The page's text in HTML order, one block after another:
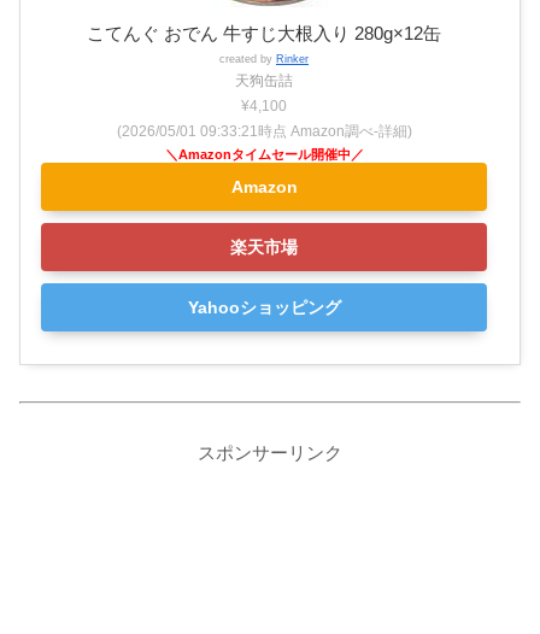
こてんぐ おでん 牛すじ大根入り 280g×12缶
created by Rinker
天狗缶詰
¥4,100
(2026/05/01 09:33:21時点 Amazon調べ-詳細)
Amazon
楽天市場
Yahooショッピング
スポンサーリンク